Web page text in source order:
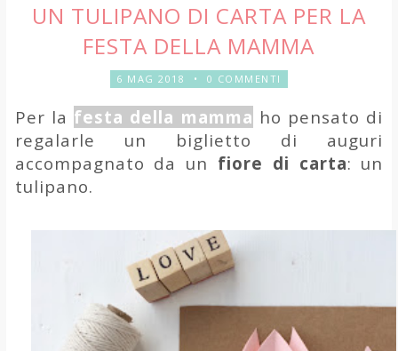
UN TULIPANO DI CARTA PER LA
FESTA DELLA MAMMA
6 MAG 2018 • 0 COMMENTI
Per la festa della mamma ho pensato di
regalarle un biglietto di auguri
accompagnato da un fiore di carta: un
tulipano.